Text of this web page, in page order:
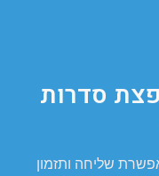
סדרות
שליחה ותזמון